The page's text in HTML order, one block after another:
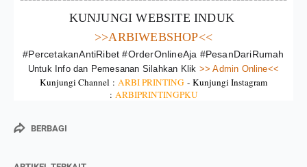
>>ARBIWEBSHOP<<
#PercetakanAntiRibet #OrderOnlineAja #PesanDariRumah
Untuk Info dan Pemesanan Silahkan Klik >> Admin Online<<
Kunjungi Channel : ARBI PRINTING - Kunjungi Instagram
: ARBIPRINTINGPKU
BERBAGI